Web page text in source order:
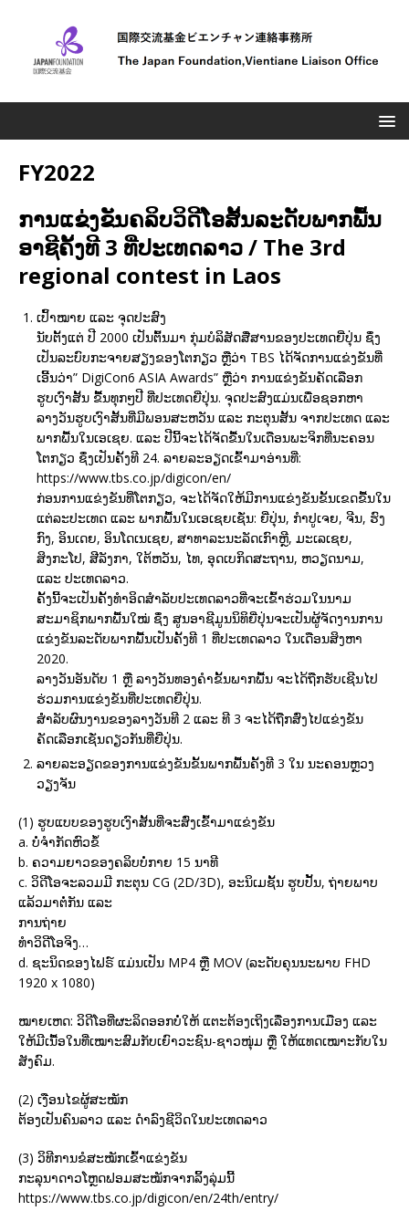
FY2022
ການແຂ່ງຂັນຄລິບວິດີໂອສັ້ນລະດັບພາກພື້ນ
ອາຊີຄັ້ງທີ 3 ທີ່ປະເທດລາວ / The 3rd
regional contest in Laos
ເປົ້າໝາຍ ແລະ ຈຸດປະສົງ
ນັບຕັ້ງແຕ່ ປີ 2000 ເປັນຕົ້ນມາ ກຸ່ມບໍລິສັດສື່ສານຂອງປະເທດຍີ່ປຸ່ນ ຊຶ່ງ
ເປັນລະບົບກະຈາຍສຽງຂອງໂຕກຽວ ຫຼືວ່າ TBS ໄດ້ຈັດການແຂ່ງຂັນທີ່
ເອີ້ນວ່າ” DigiCon6 ASIA Awards” ຫຼືວ່າ ການແຂ່ງຂັນຄັດເລືອກ
ຮູບເງົາສັ້ນ ຂື້້ນທຸກໆປີ ທີ່ປະເທດຍີ່ປຸ່ນ. ຈຸດປະສົງແມ່ນເພື່ອຊອກຫາ
ລາງວັນຮູບເງົາສັ້ນທີ່ມີພອນສະຫວັນ ແລະ ກະຕຸນສັ້ນ ຈາກປະເທດ ແລະ
ພາກພື້ນໃນເອເຊຍ. ແລະ ປີນີ້ຈະໄດ້ຈັດຂື້ນໃນເດືອນພະຈິກທີ່ນະຄອນ
ໂຕກຽວ ຊຶ່ງເປັນຄັ້ງທີ 24. ລາຍລະອຽດເຂົ້າມາອ່ານທີ່:
https://www.tbs.co.jp/digicon/en/
ກ່ອນການແຂ່ງຂັນທີ່ໂຕກຽວ, ຈະໄດ້ຈັດໃຫ້ມີການແຂ່ງຂັນຂັ້ນເຂດຂື້ນໃນ
ແຕ່ລະປະເທດ ແລະ ພາກພື້ນໃນເອເຊຍເຊັ່ນ: ຍີ່ປຸ່ນ, ກຳປູເຈຍ, ຈີນ, ຮົງ
ກົງ, ອິນເດຍ, ອິນໂດເນເຊຍ, ສາທາລະນະລັດເກົາຫຼີ, ມະເລເຊຍ,
ສິງກະໂປ, ສີລັງກາ, ໃຕ້ຫວັນ, ໄທ, ອຸດເບກິດສະຖານ, ຫວຽດນາມ,
ແລະ ປະເທດລາວ.
ຄັ້ງນີ້ຈະເປັນຄັ້ງທຳອິດສຳລັບປະເທດລາວທີ່ຈະເຂົ້າຮ່ວມໃນນາມ
ສະມາຊິກພາກພື້ນໃໝ່ ຊຶ່ງ ສູນອາຊີມູນນິທິຍີ່ປຸ່ນຈະເປັນຜູ້ຈັດງານການ
ແຂ່ງຂັນລະດັບພາກພື້ນເປັນຄັ້ງທີ 1 ທີ່ປະເທດລາວ ໃນເດືອນສິງຫາ
2020.
ລາງວັນອັນດັບ 1 ຫຼື ລາງວັນທອງຄຳຂັ້ນພາກພື້ນ ຈະໄດ້ຖືກຮັບເຊີນໄປ
ຮ່ວມການແຂ່ງຂັນທີ່ປະເທດຍີ່ປຸ່ນ.
ສໍຳລັບຜົນງານຂອງລາງວັນທີ 2 ແລະ ທີ 3 ຈະໄດ້ຖືກສົ່ງໄປແຂ່ງຂັນ
ຄັດເລືອກເຊັ່ນດຽວກັນທີ່ຍີ່ປຸ່ນ.
ລາຍລະອຽດຂອງການແຂ່ງຂັນຂັ້ນພາກພື້ນຄັ້ງທີ 3 ໃນ ນະຄອນຫຼວງ
ວຽງຈັນ
(1) ຮູບແບບຂອງຮູບເງົາສັ້ນທີ່ຈະສົ່ງເຂົ້າມາແຂ່ງຂັນ
a. ບໍ່ຈຳກັດຫົວຂໍ້
b. ຄວາມຍາວຂອງຄລິບບໍ່ກາຍ 15 ນາທີ
c. ວິດີໂອຈະລວມມີ ກະຕຸນ CG (2D/3D), ອະນິເມຊັ້ນ ຮູບປັ້ນ, ຖ່າຍພາບ
ແລ້ວມາຕໍ່ກັນ ແລະ
ການຖ່າຍ
ທຳວິດີໂອຈິງ…
d. ຊະນິດຂອງໄຟຣ໌ ແມ່ນເປັນ MP4 ຫຼື MOV (ລະດັບຄຸນນະພາບ FHD
1920 x 1080)
ໝາຍເຫດ: ວິດີໂອທີ່ຜະລິດອອກບໍ່ໃຫ້ ແຕະຕ້ອງເຖິງເລື່ອງການເມືອງ ແລະ
ໃຫ້ມີເນື້ອໃນທີ່ເໝາະສົມກັບເຍົາວະຊົນ-ຊາວໜຸ່ມ ຫຼື ໃຫ້ແທດເໝາະກັບໃນ
ສັງຄົມ.
(2) ເງືອນໄຂຜູ້ສະໝັກ
ຕ້ອງເປັນຄົນລາວ ແລະ ດຳລົງຊີວິດໃນປະເທດລາວ
(3) ວິທີການຂໍສະໝັກເຂົ້າແຂ່ງຂັນ
ກະລຸນາດາວໂຫຼດຟອມສະໝັກຈາກລິ້ງລຸ່ມນີ້
https://www.tbs.co.jp/digicon/en/24th/entry/